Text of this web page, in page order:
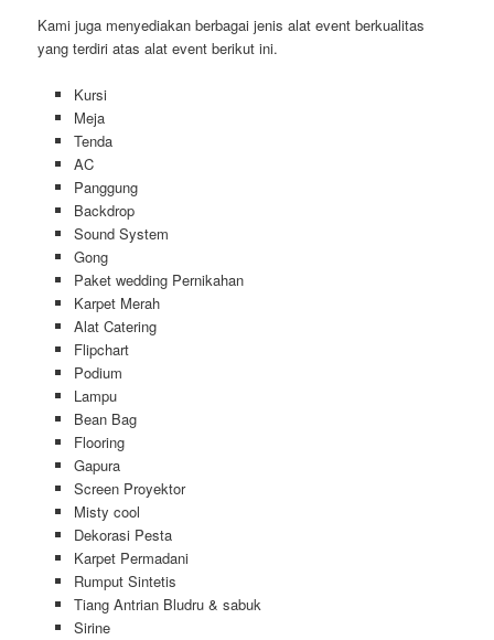
Kami juga menyediakan berbagai jenis alat event berkualitas
yang terdiri atas alat event berikut ini.
Kursi
Meja
Tenda
AC
Panggung
Backdrop
Sound System
Gong
Paket wedding Pernikahan
Karpet Merah
Alat Catering
Flipchart
Podium
Lampu
Bean Bag
Flooring
Gapura
Screen Proyektor
Misty cool
Dekorasi Pesta
Karpet Permadani
Rumput Sintetis
Tiang Antrian Bludru & sabuk
Sirine